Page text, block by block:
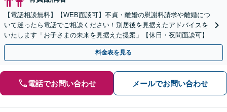
【電話相談無料】【WEB面談可】不貞・離婚の慰謝料請求や離婚につ
いて迷ったら電話でご相談ください！別居後を見据えたアドバイスを
いたします「お子さまの未来を見据えた提案」【休日・夜間面談可】
料金表を見る
電話でお問い合わせ メールでお問い合わせ